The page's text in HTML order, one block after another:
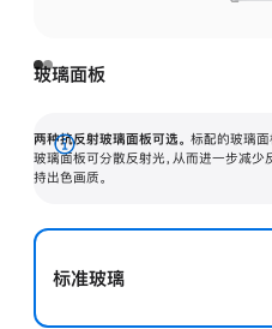
玻璃面板
两种抗反射玻璃面板可选。 标配的玻璃面
玻璃面板可分散反射光，从而进一步减少
持出色画质。
展
开
标准玻璃